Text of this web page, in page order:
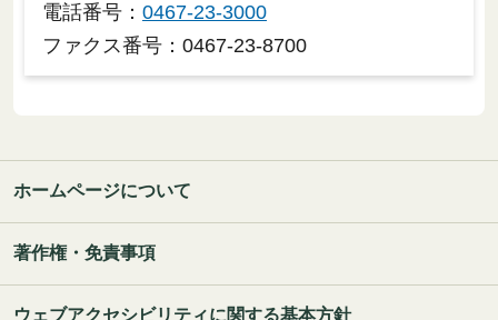
電話番号： 0467-23-3000
ファクス番号：0467-23-8700
ホームページについて
著作権・免責事項
ウェブアクセシビリティに関する基本方針